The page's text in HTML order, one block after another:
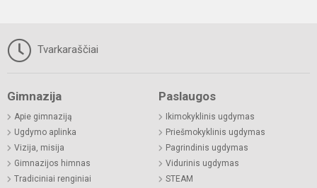
Tvarkaraščiai
Gimnazija
Apie gimnaziją
Ugdymo aplinka
Vizija, misija
Gimnazijos himnas
Tradiciniai renginiai
Paslaugos
Ikimokyklinis ugdymas
Priešmokyklinis ugdymas
Pagrindinis ugdymas
Vidurinis ugdymas
STEAM